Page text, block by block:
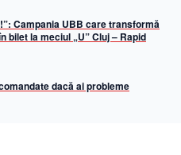
Campania UBB care transformă
bilet la meciul „U” Cluj – Rapid
dacă ai probleme